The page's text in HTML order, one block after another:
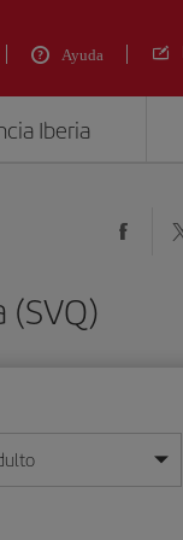
Ayuda
Iberia
mes/año